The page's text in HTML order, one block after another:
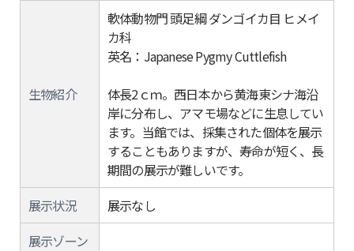
生物紹介
軟体動物門 頭足綱 ダンゴイカ目 ヒメイ
カ科
英名：Japanese Pygmy Cuttlefish
体長2ｃｍ。西日本から黄海東シナ海沿
岸に分布し、アマモ場などに生息してい
ます。当館では、採集された個体を展示
することもありますが、寿命が短く、長
期間の展示が難しいです。
展示状況
展示なし
展示ゾーン